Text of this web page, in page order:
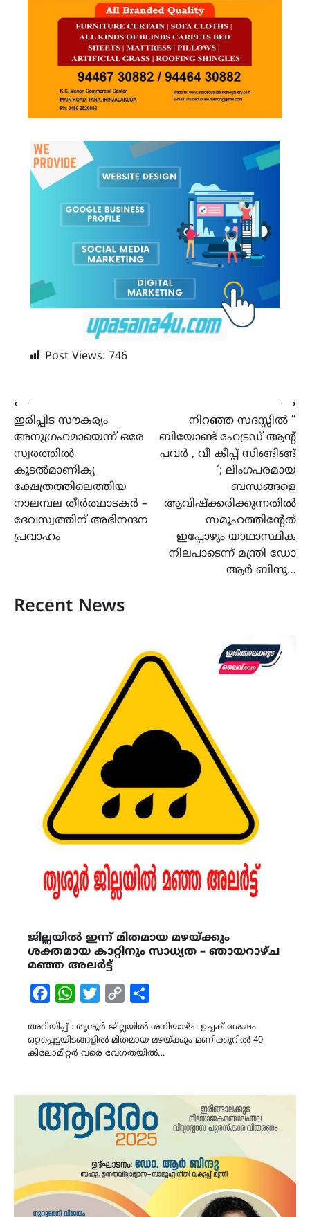
Post Views: 746
Post
navigation
⟵
ഇരിപ്പിട സൗകര്യം
അനുഗ്രഹമായെന്ന് ഒരേ
സ്വരത്തിൽ
കൂടൽമാണിക്യ
ക്ഷേത്രത്തിലെത്തിയ
നാലമ്പല തീർത്ഥാടകർ –
ദേവസ്വത്തിന് അഭിനന്ദന
പ്രവാഹം
നിറഞ്ഞ സദസ്സിൽ ”
ബിയോണ്ട് ഹേട്രഡ് ആൻ്റ്
പവർ , വീ കീപ്പ് സിങ്ങിങ്ങ്
‘; ലിംഗപരമായ
ബന്ധങ്ങളെ
ആവിഷ്ക്കരിക്കുന്നതിൽ
സമൂഹത്തിൻ്റേത്
ഇപ്പോഴും യാഥാസ്ഥിക
നിലപാടെന്ന് മന്ത്രി ഡോ
ആർ ബിന്ദു…
⟶
Recent News
ജില്ലയിൽ ഇന്ന് മിതമായ മഴയ്ക്കും
ശക്തമായ കാറ്റിനും സാധ്യത – ഞായറാഴ്ച
മഞ്ഞ അലർട്ട്
FacebookWhatsAppTwitterCopy
അറിയിപ്പ് : തൃശൂർ ജില്ലയിൽ ശനിയാഴ്ച ഉച്ചക് ശേഷം
ഒറ്റപ്പെട്ടയിടങ്ങളിൽ മിതമായ മഴയ്ക്കും മണിക്കൂറിൽ 40
കിലോമീറ്റർ വരെ വേഗതയിൽ…